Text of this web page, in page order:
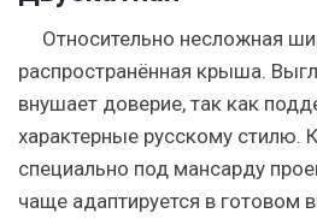
Относительно несложная
распространённая крыша.
внушает доверие, так как
характерные русскому стилю.
специально под мансарду
чаще адаптируется в готовом